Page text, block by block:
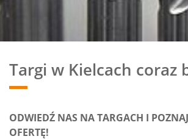
Targi w Kielcach coraz
ODWIEDŹ NAS NA TARGACH I
OFERTĘ!